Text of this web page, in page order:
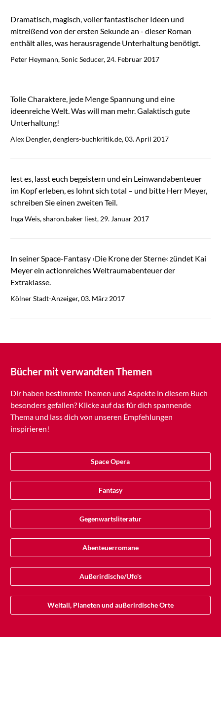
Dramatisch, magisch, voller fantastischer Ideen und
mitreißend von der ersten Sekunde an - dieser Roman
enthält alles, was herausragende Unterhaltung benötigt.
Peter Heymann, Sonic Seducer, 24. Februar 2017
Tolle Charaktere, jede Menge Spannung und eine
ideenreiche Welt. Was will man mehr. Galaktisch gute
Unterhaltung!
Alex Dengler, denglers-buchkritik.de, 03. April 2017
lest es, lasst euch begeistern und ein Leinwandabenteuer
im Kopf erleben, es lohnt sich total – und bitte Herr Meyer,
schreiben Sie einen zweiten Teil.
Inga Weis, sharon.baker liest, 29. Januar 2017
In seiner Space-Fantasy ›Die Krone der Sterne‹ zündet Kai
Meyer ein actionreiches Weltraumabenteuer der
Extraklasse.
Kölner Stadt-Anzeiger, 03. März 2017
Bücher mit verwandten Themen
Dir haben bestimmte Themen und Aspekte in diesem Buch
besonders gefallen? Klicke auf das für dich spannende
Thema und lass dich von unseren Empfehlungen
inspirieren!
Space Opera
Fantasy
Gegenwartsliteratur
Abenteuerromane
Außerirdische/Ufo's
Weltall, Planeten und außerirdische Orte